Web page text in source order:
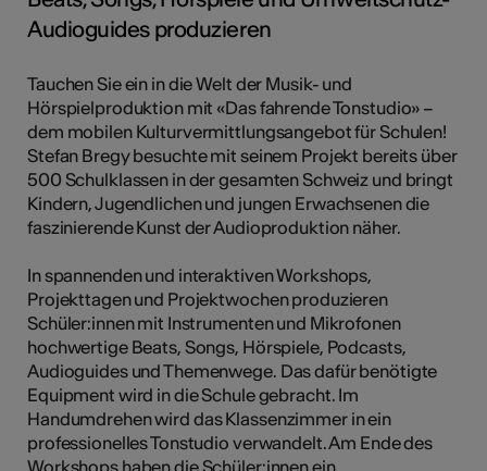
Audioguides produzieren
Tauchen Sie ein in die Welt der Musik- und
Hörspielproduktion mit «Das fahrende Tonstudio» –
dem mobilen Kulturvermittlungsangebot für Schulen!
Stefan Bregy besuchte mit seinem Projekt bereits über
500 Schulklassen in der gesamten Schweiz und bringt
Kindern, Jugendlichen und jungen Erwachsenen die
faszinierende Kunst der Audioproduktion näher.
In spannenden und interaktiven Workshops,
Projekttagen und Projektwochen produzieren
Schüler:innen mit Instrumenten und Mikrofonen
hochwertige Beats, Songs, Hörspiele, Podcasts,
Audioguides und Themenwege. Das dafür benötigte
Equipment wird in die Schule gebracht. Im
Handumdrehen wird das Klassenzimmer in ein
professionelles Tonstudio verwandelt. Am Ende des
Workshops haben die Schüler:innen ein